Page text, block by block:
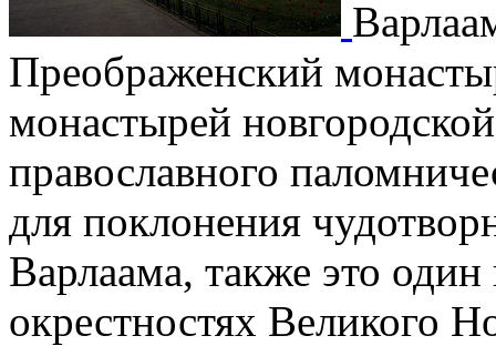
Преображенский
монастырей
православного
для поклонения
Варлаама, также это
окрестностях Великого